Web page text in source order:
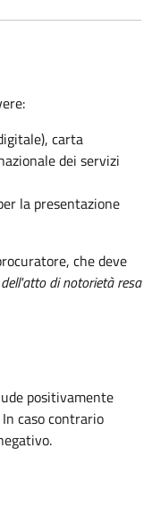
carta
dei servizi
la presentazione
che deve
di notorietà resa
positivamente
caso contrario